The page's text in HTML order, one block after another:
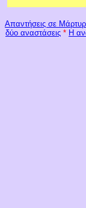
Απαντήσεις σε
δύο αναστάσεις * Η